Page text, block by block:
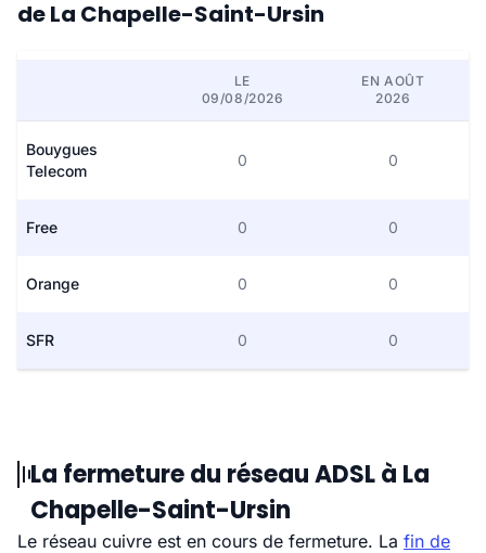
de La Chapelle-Saint-Ursin
LE
09/08/2026
EN AOÛT
2026
Bouygues
Telecom
0 0
Free 0 0
Orange 0 0
SFR 0 0
La fermeture du réseau ADSL à La
Chapelle-Saint-Ursin
Le réseau cuivre est en cours de fermeture. La fin de